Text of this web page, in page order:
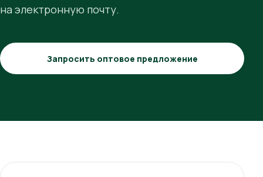
на электронную почту.
Запросить оптовое предложение